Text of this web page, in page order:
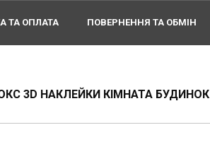
ТА ОПЛАТА ПОВЕРНЕННЯ ТА ОБМІН
3D НАКЛЕЙКИ КІМНАТА БУДИНОК